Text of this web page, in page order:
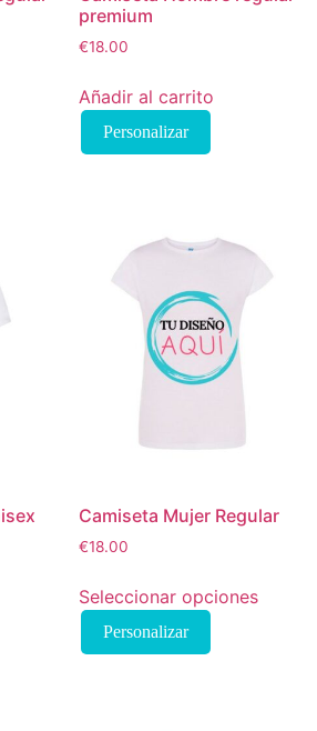
premium
€18.00
Añadir al carrito
Personalizar
Camiseta Mujer Regular
€18.00
Seleccionar opciones
Personalizar